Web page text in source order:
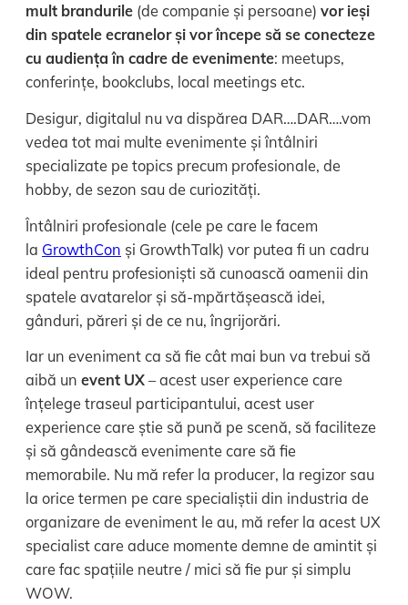
mult brandurile (de companie și persoane) vor ieși
din spatele ecranelor și vor începe să se conecteze
cu audiența în cadre de evenimente: meetups,
conferințe, bookclubs, local meetings etc.
Desigur, digitalul nu va dispărea DAR….DAR….vom
vedea tot mai multe evenimente și întâlniri
specializate pe topics precum profesionale, de
hobby, de sezon sau de curiozități.
Întâlniri profesionale (cele pe care le facem
la GrowthCon și GrowthTalk) vor putea fi un cadru
ideal pentru profesioniști să cunoască oamenii din
spatele avatarelor și să-mpărtășească idei,
gânduri, păreri și de ce nu, îngrijorări.
Iar un eveniment ca să fie cât mai bun va trebui să
aibă un event UX – acest user experience care
înțelege traseul participantului, acest user
experience care știe să pună pe scenă, să faciliteze
și să gândească evenimente care să fie
memorabile. Nu mă refer la producer, la regizor sau
la orice termen pe care specialiștii din industria de
organizare de eveniment le au, mă refer la acest UX
specialist care aduce momente demne de amintit și
care fac spațiile neutre / mici să fie pur și simplu
WOW.